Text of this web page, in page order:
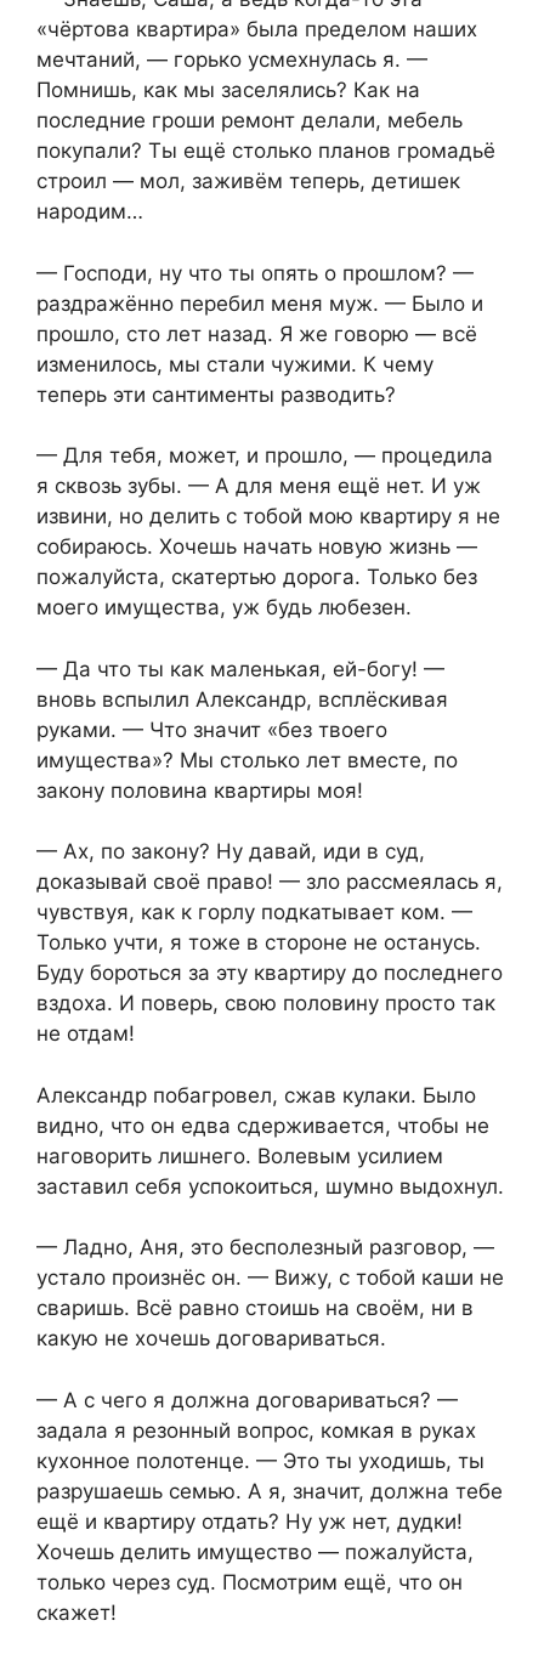
«чёртова квартира» была пределом наших
мечтаний, — горько усмехнулась я. —
Помнишь, как мы заселялись? Как на
последние гроши ремонт делали, мебель
покупали? Ты ещё столько планов громадьё
строил — мол, заживём теперь, детишек
народим…
— Господи, ну что ты опять о прошлом? —
раздражённо перебил меня муж. — Было и
прошло, сто лет назад. Я же говорю — всё
изменилось, мы стали чужими. К чему
теперь эти сантименты разводить?
— Для тебя, может, и прошло, — процедила
я сквозь зубы. — А для меня ещё нет. И уж
извини, но делить с тобой мою квартиру я не
собираюсь. Хочешь начать новую жизнь —
пожалуйста, скатертью дорога. Только без
моего имущества, уж будь любезен.
— Да что ты как маленькая, ей-богу! —
вновь вспылил Александр, всплёскивая
руками. — Что значит «без твоего
имущества»? Мы столько лет вместе, по
закону половина квартиры моя!
— Ах, по закону? Ну давай, иди в суд,
доказывай своё право! — зло рассмеялась я,
чувствуя, как к горлу подкатывает ком. —
Только учти, я тоже в стороне не останусь.
Буду бороться за эту квартиру до последнего
вздоха. И поверь, свою половину просто так
не отдам!
Александр побагровел, сжав кулаки. Было
видно, что он едва сдерживается, чтобы не
наговорить лишнего. Волевым усилием
заставил себя успокоиться, шумно выдохнул.
— Ладно, Аня, это бесполезный разговор, —
устало произнёс он. — Вижу, с тобой каши не
сваришь. Всё равно стоишь на своём, ни в
какую не хочешь договариваться.
— А с чего я должна договариваться? —
задала я резонный вопрос, комкая в руках
кухонное полотенце. — Это ты уходишь, ты
разрушаешь семью. А я, значит, должна тебе
ещё и квартиру отдать? Ну уж нет, дудки!
Хочешь делить имущество — пожалуйста,
только через суд. Посмотрим ещё, что он
скажет!